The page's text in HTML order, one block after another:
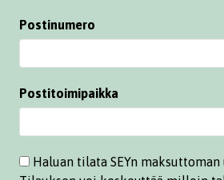
Postinumero
Postitoimipaikka
Haluan tilata SEYn